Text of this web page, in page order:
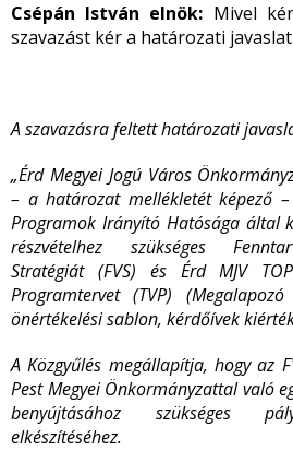
Csépán István elnök: Mivel
szavazást kér a határozati
A szavazásra feltett határozati
„Érd Megyei Jogú Város
– a határozat mellékletét képező –
Programok Irányító Hatósága által
részvételhez szükséges
Stratégiát (FVS) és Érd MJV
Programtervet (TVP)
önértékelési sablon, kérdőívek
A Közgyűlés megállapítja, hogy az
Pest Megyei Önkormányzattal való
benyújtásához szükséges
elkészítéséhez.